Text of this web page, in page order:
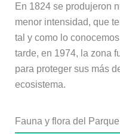
En 1824 se produjeron
menor intensidad, que
tal y como lo
tarde, en 1974, la zona
para proteger sus más
ecosistema.
Fauna y flora del